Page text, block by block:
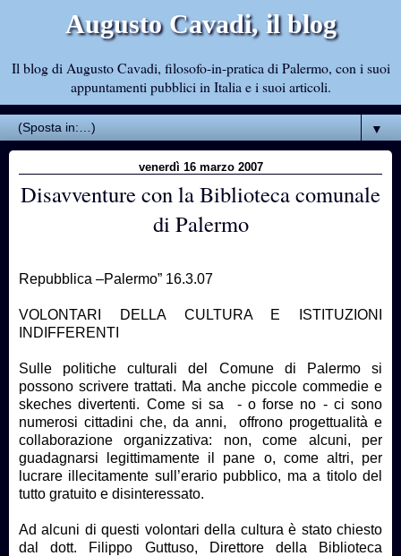
Augusto Cavadi, il blog
Il blog di Augusto Cavadi, filosofo-in-pratica di Palermo, con i suoi
appuntamenti pubblici in Italia e i suoi articoli.
▼
venerdì 16 marzo 2007
Disavventure con la Biblioteca comunale
di Palermo
Repubblica –Palermo” 16.3.07
VOLONTARI DELLA CULTURA E ISTITUZIONI
INDIFFERENTI
Sulle politiche culturali del Comune di Palermo si
possono scrivere trattati. Ma anche piccole commedie e
skeches divertenti. Come si sa - o forse no - ci sono
numerosi cittadini che, da anni, offrono progettualità e
collaborazione organizzativa: non, come alcuni, per
guadagnarsi legittimamente il pane o, come altri, per
lucrare illecitamente sull’erario pubblico, ma a titolo del
tutto gratuito e disinteressato.
Ad alcuni di questi volontari della cultura è stato chiesto
dal dott. Filippo Guttuso, Direttore della Biblioteca